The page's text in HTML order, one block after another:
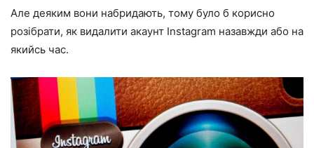
Але деяким вони набридають, тому було б корисно
розібрати, як видалити акаунт Instagram назавжди або на
якийсь час.